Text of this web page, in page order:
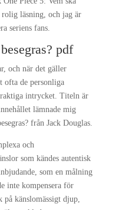
rolig läsning, och jag är
seriens fans.
pdf
och när det gäller
ofta de personliga
intrycket. Titeln är
lämnade mig
från Jack Douglas.
och
som kändes autentisk
som en målning
inte kompensera för
på känslomässigt djup,